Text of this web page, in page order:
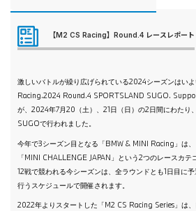
【M2 CS Racing】Round.4 レースレポート
激しいバトルが繰り広げられている2024シーズンはい
Racing.2024 Round.4 SPORTSLAND SUGO.
が、2024年7月20（土）、21日（日）の2日間にわたり
SUGOで行われました。
今年で3シーズン目となる「BMW & MINI Racing」は
「MINI CHALLENGE JAPAN」という2つのレースカテ
12戦で競われる今シーズンは、全ラウンドとも1日目に
行うスケジュールで開催されます。
2022年よりスタートした「M2 CS Racing Series」は